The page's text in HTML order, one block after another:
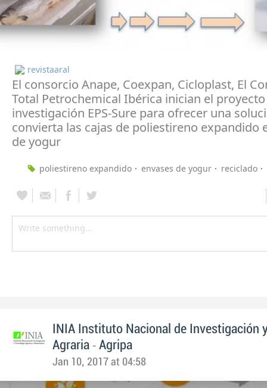
revistaaral
El consorcio Anape, Coexpan, Cicloplast, El
Total Petrochemical Ibérica inician el
investigación EPS-Sure para ofrecer una
convierta las cajas de poliestireno expandido
de yogur
poliestireno expandido envases de yogur reciclado
INIA Instituto Nacional de Investigación
Agraria - Agripa
Jan 10, 2017 at 04:58